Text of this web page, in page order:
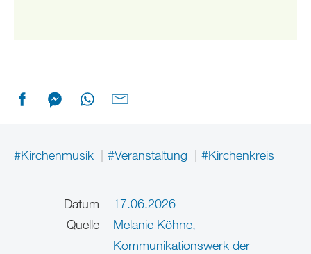
#Kirchenmusik #Veranstaltung #Kirchenkreis
Datum
17.06.2026
Quelle
Melanie Köhne,
Kommunikationswerk der